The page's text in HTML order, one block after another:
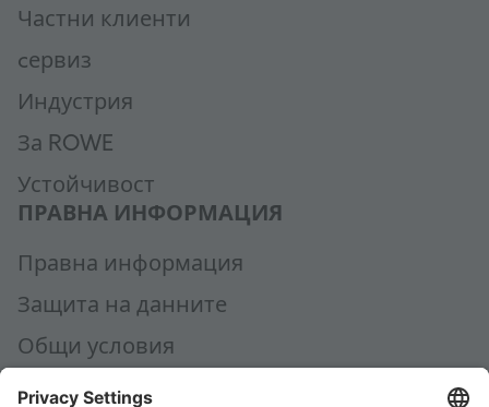
Частни клиенти
cервиз
Индустрия
За ROWE
Устойчивост
ПРАВНА ИНФОРМАЦИЯ
Правна информация
Защита на данните
Общи условия
AEB